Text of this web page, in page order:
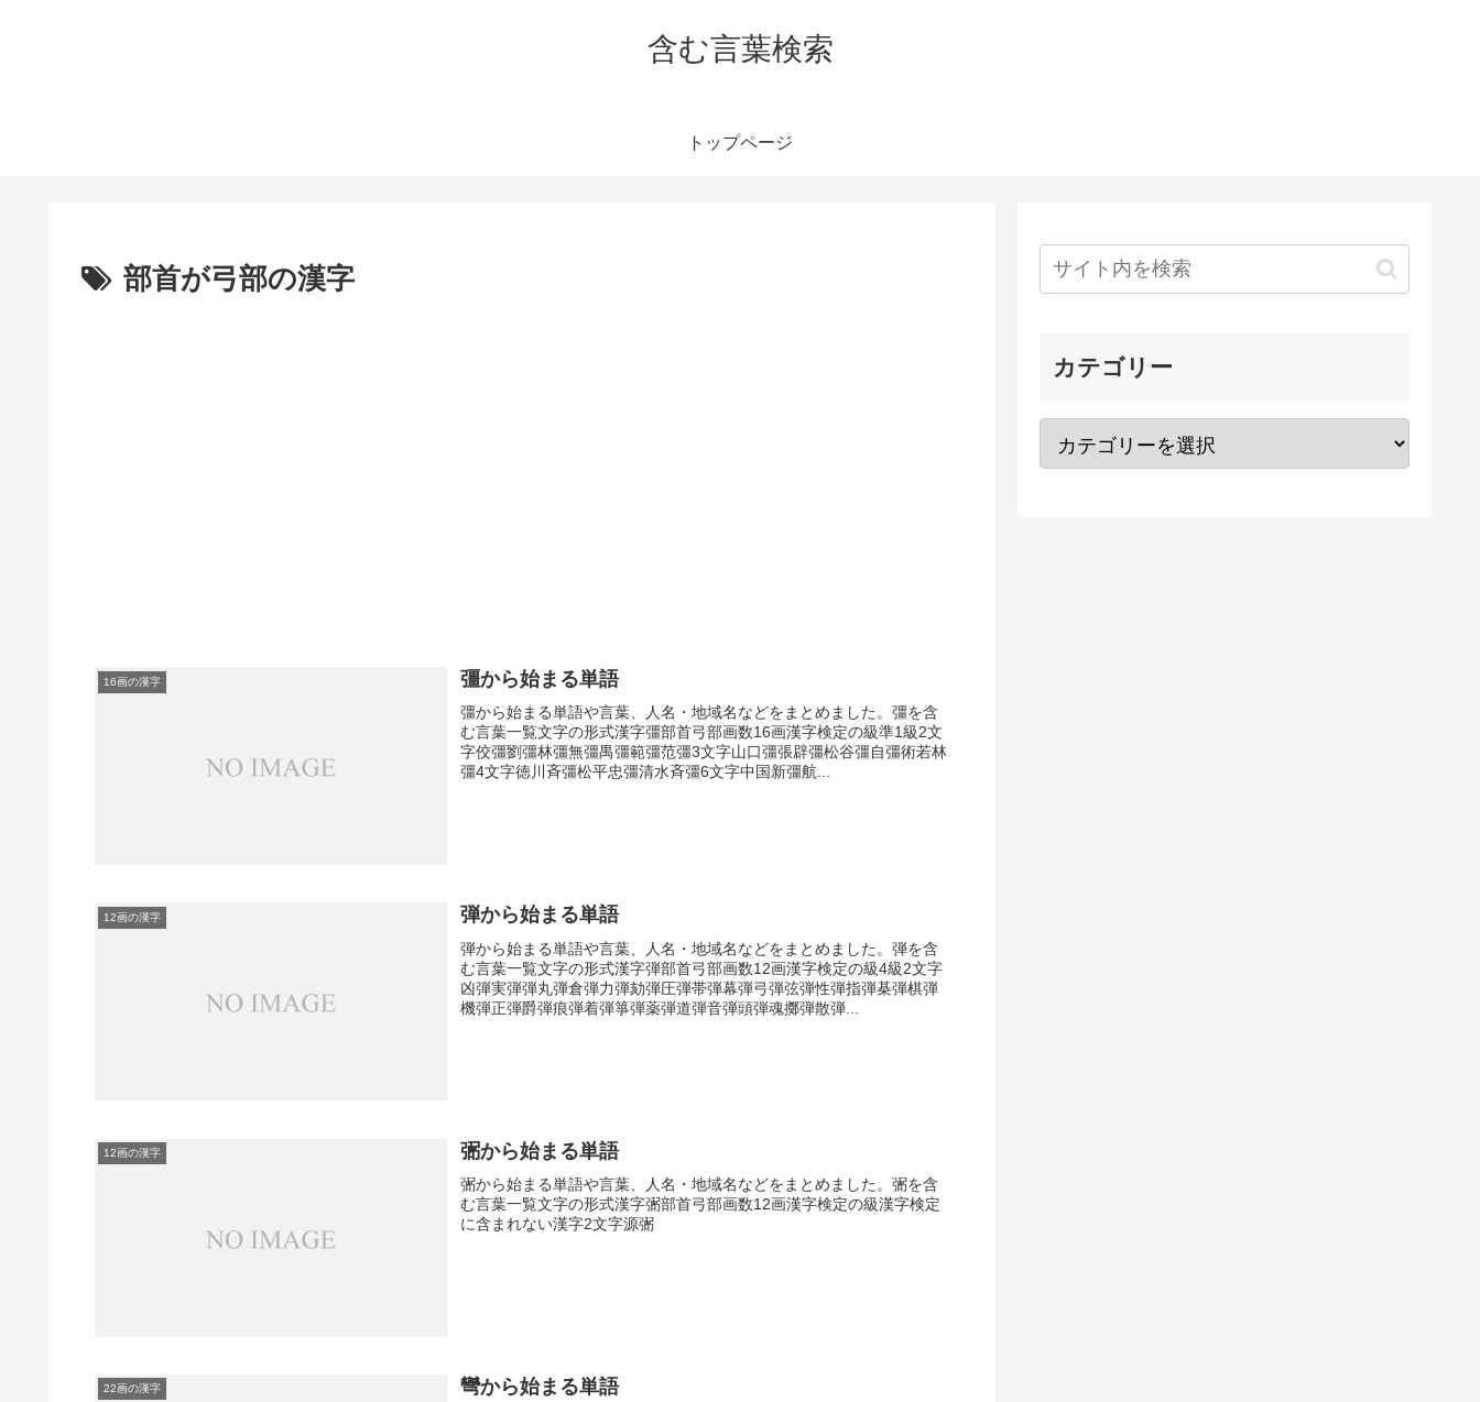
含む言葉検索
トップページ
部首が弓部の漢字
16画の漢字 彊から始まる単語
彊から始まる単語や言葉、人名・地域名などをまとめました。彊を含
む言葉一覧文字の形式漢字彊部首弓部画数16画漢字検定の級準1級2文
字佼彊劉彊林彊無彊禺彊範彊范彊3文字山口彊張辟彊松谷彊自彊術若林
彊4文字徳川斉彊松平忠彊清水斉彊6文字中国新彊航...
12画の漢字 弾から始まる単語
弾から始まる単語や言葉、人名・地域名などをまとめました。弾を含
む言葉一覧文字の形式漢字弾部首弓部画数12画漢字検定の級4級2文字
凶弾実弾弾丸弾倉弾力弾劾弾圧弾帯弾幕弾弓弾弦弾性弾指弾棊弾棋弾
機弾正弾爵弾痕弾着弾箏弾薬弾道弾音弾頭弾魂擲弾散弾...
12画の漢字 弻から始まる単語
弻から始まる単語や言葉、人名・地域名などをまとめました。弻を含
む言葉一覧文字の形式漢字弻部首弓部画数12画漢字検定の級漢字検定
に含まれない漢字2文字源弻
22画の漢字 彎から始まる単語
カテゴリー